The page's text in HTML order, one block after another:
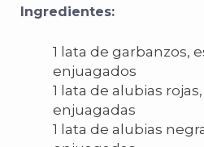
Ingredientes:
1 lata de garbanzos,
enjuagados
1 lata de alubias
enjuagadas
1 lata de alubias